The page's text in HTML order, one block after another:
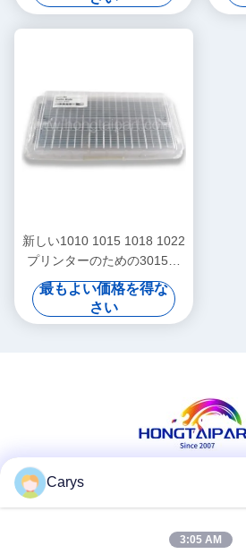
LBP2900 LBP3 向け
新しい1010 1015 1018 1022
プリンターのための3015の
刃の医者予備品
最もよい価格を得な
さい
Carys
3:05 AM